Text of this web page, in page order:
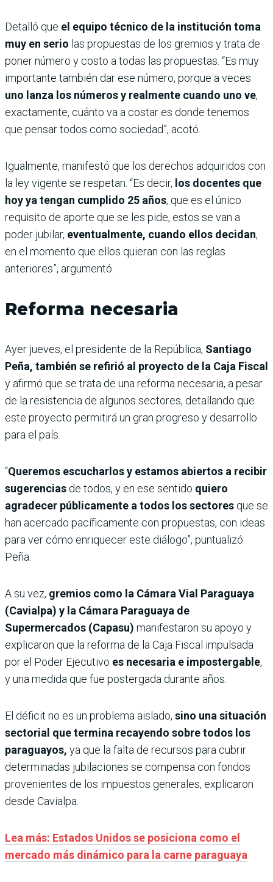
Detalló que el equipo técnico de la institución toma
muy en serio las propuestas de los gremios y trata de
poner número y costo a todas las propuestas. “Es muy
importante también dar ese número, porque a veces
uno lanza los números y realmente cuando uno ve,
exactamente, cuánto va a costar es donde tenemos
que pensar todos como sociedad”, acotó.
Igualmente, manifestó que los derechos adquiridos con
la ley vigente se respetan. “Es decir, los docentes que
hoy ya tengan cumplido 25 años, que es el único
requisito de aporte que se les pide, estos se van a
poder jubilar, eventualmente, cuando ellos decidan,
en el momento que ellos quieran con las reglas
anteriores”, argumentó.
Reforma necesaria
Ayer jueves, el presidente de la República, Santiago
Peña, también se refirió al proyecto de la Caja Fiscal
y afirmó que se trata de una reforma necesaria, a pesar
de la resistencia de algunos sectores, detallando que
este proyecto permitirá un gran progreso y desarrollo
para el país.
“Queremos escucharlos y estamos abiertos a recibir
sugerencias de todos, y en ese sentido quiero
agradecer públicamente a todos los sectores que se
han acercado pacíficamente con propuestas, con ideas
para ver cómo enriquecer este diálogo”, puntualizó
Peña.
A su vez, gremios como la Cámara Vial Paraguaya
(Cavialpa) y la Cámara Paraguaya de
Supermercados (Capasu) manifestaron su apoyo y
explicaron que la reforma de la Caja Fiscal impulsada
por el Poder Ejecutivo es necesaria e impostergable,
y una medida que fue postergada durante años.
El déficit no es un problema aislado, sino una situación
sectorial que termina recayendo sobre todos los
paraguayos, ya que la falta de recursos para cubrir
determinadas jubilaciones se compensa con fondos
provenientes de los impuestos generales, explicaron
desde Cavialpa.
Lea más: Estados Unidos se posiciona como el
mercado más dinámico para la carne paraguaya